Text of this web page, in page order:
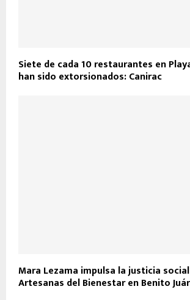
Siete de cada 10 restaurantes en
han sido extorsionados: Canirac
Mara Lezama impulsa la justicia
Artesanas del Bienestar en Benito